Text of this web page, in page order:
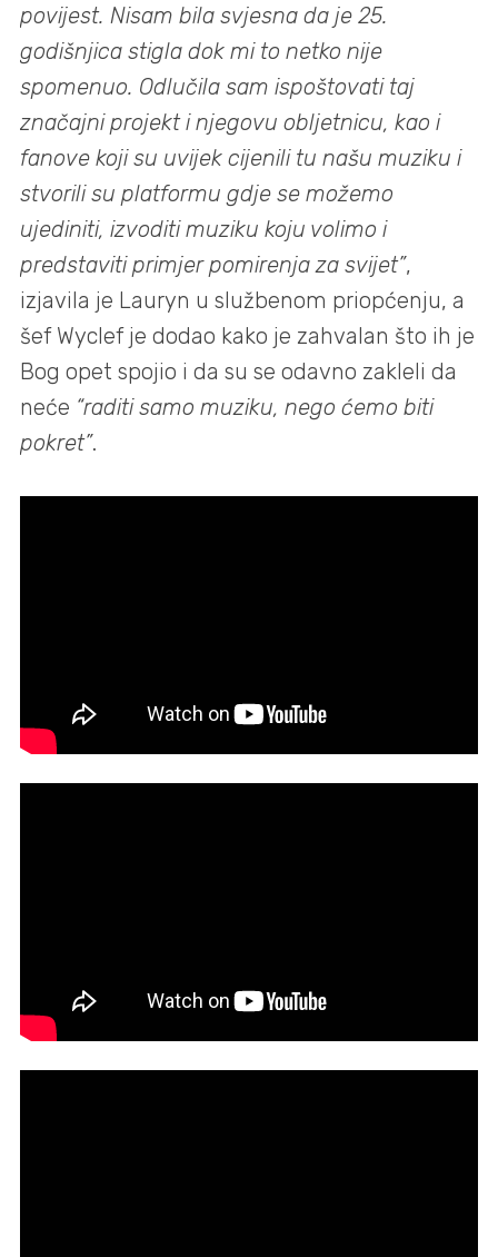
povijest. Nisam bila svjesna da je 25.
godišnjica stigla dok mi to netko nije
spomenuo. Odlučila sam ispoštovati taj
značajni projekt i njegovu obljetnicu, kao i
fanove koji su uvijek cijenili tu našu muziku i
stvorili su platformu gdje se možemo
ujediniti, izvoditi muziku koju volimo i
predstaviti primjer pomirenja za svijet”,
izjavila je Lauryn u službenom priopćenju, a
šef Wyclef je dodao kako je zahvalan što ih je
Bog opet spojio i da su se odavno zakleli da
neće “raditi samo muziku, nego ćemo biti
pokret”.